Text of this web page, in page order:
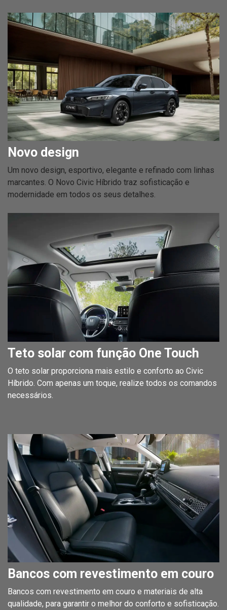
Novo design
Um novo design, esportivo, elegante e refinado com linhas
marcantes. O Novo Civic Híbrido traz sofisticação e
modernidade em todos os seus detalhes.
Teto solar com função One Touch
O teto solar proporciona mais estilo e conforto ao Civic
Híbrido. Com apenas um toque, realize todos os comandos
necessários.
Bancos com revestimento em couro
Bancos com revestimento em couro e materiais de alta
qualidade, para garantir o melhor do conforto e sofisticação.